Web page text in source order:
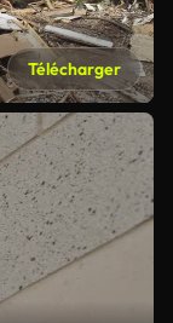
Télécharger